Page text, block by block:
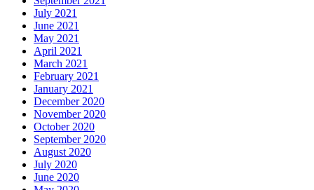
July 2021
June 2021
May 2021
April 2021
March 2021
February 2021
January 2021
December 2020
November 2020
October 2020
September 2020
August 2020
July 2020
June 2020